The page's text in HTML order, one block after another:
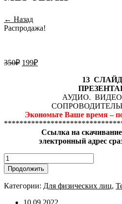
← Назад
Распродажа!
350₽ 199₽
13
АУДИО.
Экономьте Ваше время –
Ссылка на
электронный адрес
Количество
товара
Классный
час
молоды
Продолжить
Категории: Для физических лиц,
10.09.2022